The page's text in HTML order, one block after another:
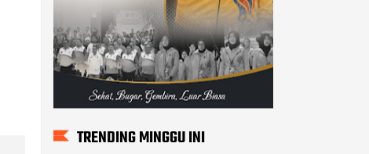
TRENDING MINGGU INI